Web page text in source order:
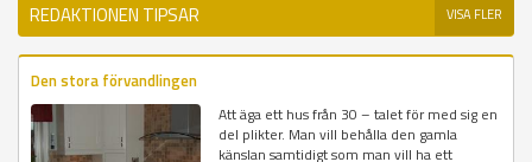
REDAKTIONEN TIPSAR VISA FLER
Den stora förvandlingen
Att äga ett hus från 30 – talet för med sig en
del plikter. Man vill behålla den gamla
känslan samtidigt som man vill ha ett